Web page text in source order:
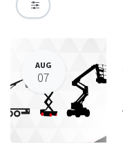
AUG
07